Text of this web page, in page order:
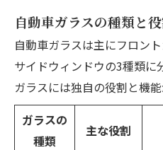
答えるQ&A
会社概要
関連エリア
対応地域
自動車ガラスの種類と
自動車ガラスは主にフロン
サイドウィンドウの3種類に
ガラスには独自の役割と機能
ガラスの
種類
主な役割